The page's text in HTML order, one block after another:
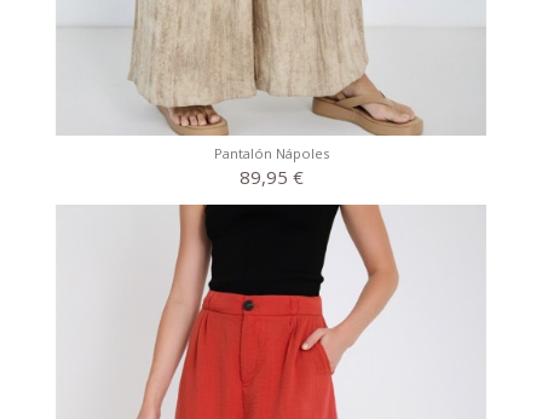
Pantalón Nápoles
89,95 €